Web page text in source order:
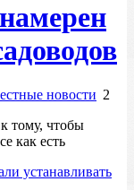
новости 2
тому, чтобы
как есть